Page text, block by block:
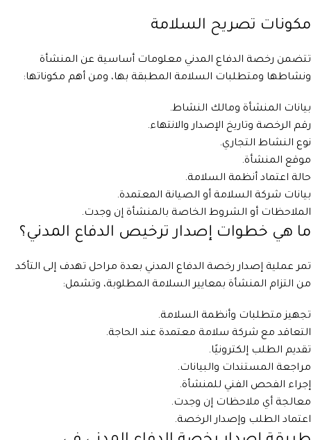
مكونات تصريح السلامة
تتضمن رخصة الدفاع المدني معلومات أساسية عن المنشأة
ونشاطها ومتطلبات السلامة المطبقة بها، ومن أهم مكوناتها:
بيانات المنشأة ومالك النشاط.
رقم الرخصة وتاريخ الإصدار والانتهاء.
نوع النشاط التجاري.
موقع المنشأة.
حالة اعتماد أنظمة السلامة.
بيانات شركة السلامة أو الصيانة المعتمدة.
الملاحظات أو الشروط الخاصة بالمنشأة إن وجدت.
ما هي خطوات إصدار ترخيص الدفاع المدني؟
تمر عملية إصدار رخصة الدفاع المدني بعدة مراحل تهدف إلى التأكد
من التزام المنشأة بمعايير السلامة المطلوبة، وتشمل:
تجهيز متطلبات وأنظمة السلامة.
التعاقد مع شركة سلامة معتمدة عند الحاجة.
تقديم الطلب إلكترونيًا.
مراجعة المستندات والبيانات.
إجراء الفحص الفني للمنشأة.
معالجة أي ملاحظات إن وجدت.
اعتماد الطلب وإصدار الرخصة.